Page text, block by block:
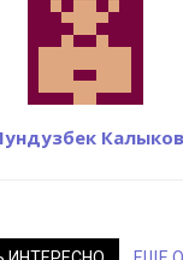
Калыков